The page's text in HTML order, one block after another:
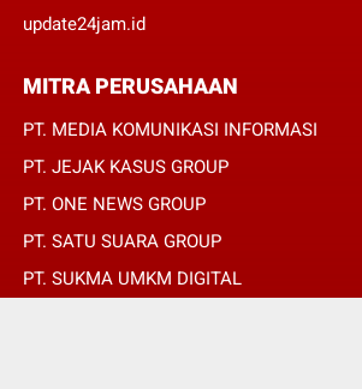
update24jam.id
MITRA PERUSAHAAN
PT. MEDIA KOMUNIKASI INFORMASI
PT. JEJAK KASUS GROUP
PT. ONE NEWS GROUP
PT. SATU SUARA GROUP
PT. SUKMA UMKM DIGITAL